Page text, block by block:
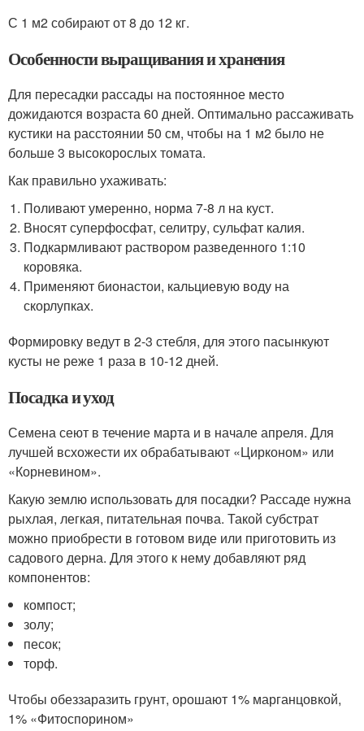
С 1 м2 собирают от 8 до 12 кг.
Особенности выращивания и хранения
Для пересадки рассады на постоянное место
дожидаются возраста 60 дней. Оптимально рассаживать
кустики на расстоянии 50 см, чтобы на 1 м2 было не
больше 3 высокорослых томата.
Как правильно ухаживать:
Поливают умеренно, норма 7-8 л на куст.
Вносят суперфосфат, селитру, сульфат калия.
Подкармливают раствором разведенного 1:10
коровяка.
Применяют бионастои, кальциевую воду на
скорлупках.
Формировку ведут в 2-3 стебля, для этого пасынкуют
кусты не реже 1 раза в 10-12 дней.
Посадка и уход
Семена сеют в течение марта и в начале апреля. Для
лучшей всхожести их обрабатывают «Цирконом» или
«Корневином».
Какую землю использовать для посадки? Рассаде нужна
рыхлая, легкая, питательная почва. Такой субстрат
можно приобрести в готовом виде или приготовить из
садового дерна. Для этого к нему добавляют ряд
компонентов:
компост;
золу;
песок;
торф.
Чтобы обеззаразить грунт, орошают 1% марганцовкой,
1% «Фитоспорином»